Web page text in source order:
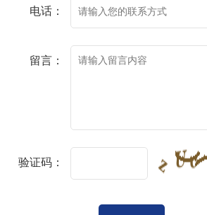
电话：
留言：
验证码：